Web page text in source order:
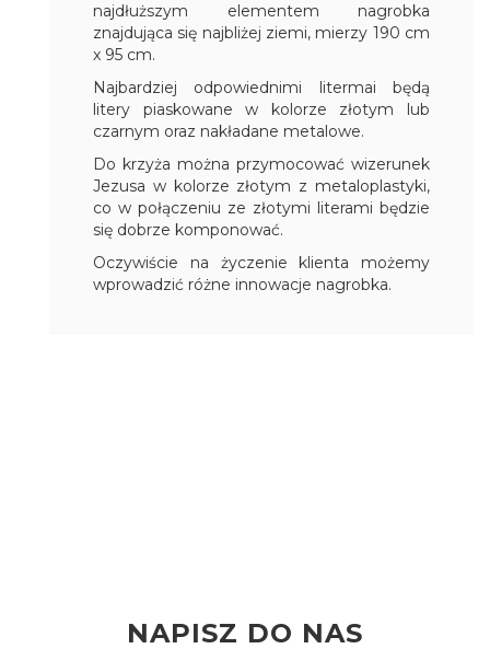
najdłuższym elementem nagrobka
znajdująca się najbliżej ziemi, mierzy 190 cm
x 95 cm.
Najbardziej odpowiednimi litermai będą
litery piaskowane w kolorze złotym lub
czarnym oraz nakładane metalowe.
Do krzyża można przymocować wizerunek
Jezusa w kolorze złotym z metaloplastyki,
co w połączeniu ze złotymi literami będzie
się dobrze komponować.
Oczywiście na życzenie klienta możemy
wprowadzić różne innowacje nagrobka.
NAPISZ DO NAS